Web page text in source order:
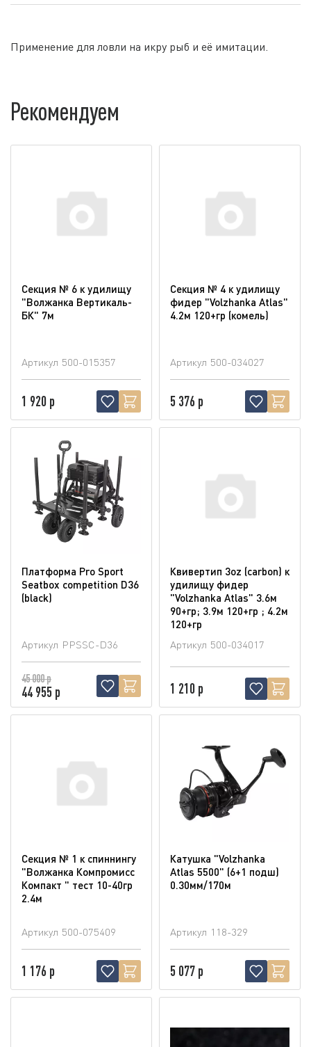
Применение для ловли на икру рыб и её имитации.
Рекомендуем
Секция № 6 к удилищу
"Волжанка Вертикаль-
БК" 7м
Артикул 500-015357
1 920 р
Секция № 4 к удилищу
фидер "Volzhanka Atlas"
4.2м 120+гр (комель)
Артикул 500-034027
5 376 р
Платформа Pro Sport
Seatbox competition D36
(blaсk)
Артикул PPSSC-D36
45 000 р
44 955 р
Квивертип 3oz (carbon) к
удилищу фидер
"Volzhanka Atlas" 3.6м
90+гр; 3.9м 120+гр ; 4.2м
120+гр
Артикул 500-034017
1 210 р
Секция № 1 к спиннингу
"Волжанка Компромисс
Компакт " тест 10-40гр
2.4м
Артикул 500-075409
1 176 р
Катушка "Volzhanka
Atlas 5500" (6+1 подш)
0.30мм/170м
Артикул 118-329
5 077 р